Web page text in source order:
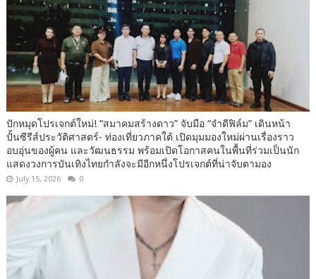
ปักหมุดโปรเจกต์ใหม่! “สมาคมสร้างดาว” จับมือ “จำดีฟิล์ม” เดินหน้า
ปั้นซีรีส์ประวัติศาสตร์- ท่องเที่ยวภาคใต้ เปิดมุมมองใหม่ผ่านเรื่องราว
อบอุ่นของผู้คน และวัฒนธรรม พร้อมเปิดโอกาสคนในพื้นที่ร่วมเป็นนัก
แสดงวงการบันเทิงไทยกำลังจะมีอีกหนึ่งโปรเจกต์ที่น่าจับตามอง
July 15, 2026 0